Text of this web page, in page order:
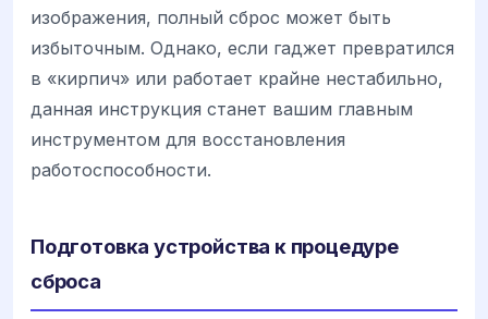
изображения, полный сброс может быть
избыточным. Однако, если гаджет превратился
в «кирпич» или работает крайне нестабильно,
данная инструкция станет вашим главным
инструментом для восстановления
работоспособности.
Подготовка устройства к процедуре
сброса